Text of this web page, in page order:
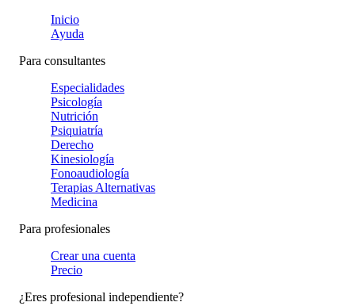
Inicio
Ayuda
Para consultantes
Especialidades
Psicología
Nutrición
Psiquiatría
Derecho
Kinesiología
Fonoaudiología
Terapias Alternativas
Medicina
Para profesionales
Crear una cuenta
Precio
¿Eres profesional independiente?